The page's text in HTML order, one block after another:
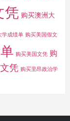
凭 购买澳洲大
学成绩单 购买美国假文
购买美国文凭 购
凭 购买里昂政治学